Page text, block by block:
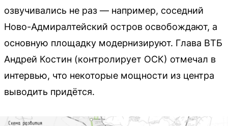
озвучивались не раз — например, соседний
Ново-Адмиралтейский остров освобождают, а
основную площадку модернизируют. Глава ВТБ
Андрей Костин (контролирует ОСК) отмечал в
интервью, что некоторые мощности из центра
выводить придётся.